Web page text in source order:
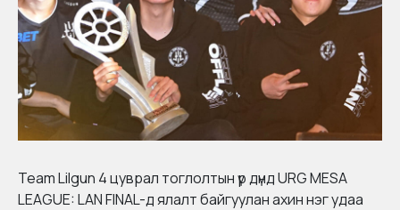
Team Lilgun 4 цуврал тоглолтын үр дүнд URG MESA
LEAGUE: LAN FINAL-д ялалт байгуулан ахин нэг удаа